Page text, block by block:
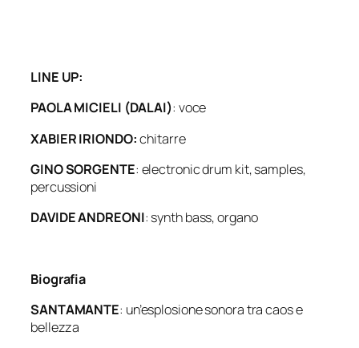
LINE UP:
PAOLA MICIELI (DALAI): voce
XABIER IRIONDO:chitarre
GINO SORGENTE: electronic drum kit, samples,
percussioni
DAVIDE ANDREONI: synth bass, organo
Biografia
SANTAMANTE: un’esplosione sonora tra caos e
bellezza